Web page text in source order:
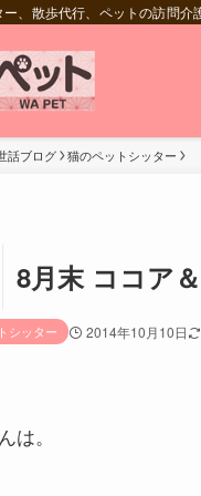
、散歩代行、ペットの訪問介
話ブログ 猫のペットシッター
8月末 ココア
シッター 2014年10月10日
は。